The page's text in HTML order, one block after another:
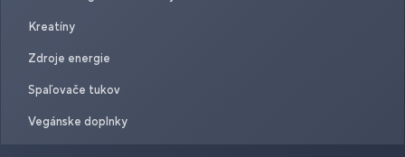
Kreatíny
Zdroje energie
Spaľovače tukov
Vegánske doplnky